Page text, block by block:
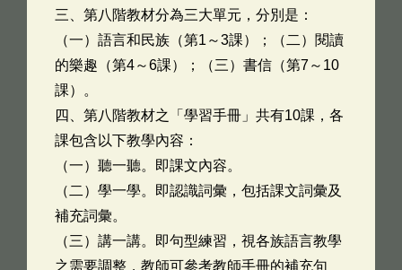
三、第八階教材分為三大單元，分別是：
（一）語言和民族（第1～3課）；（二）閱讀
的樂趣（第4～6課）；（三）書信（第7～10
課）。
四、第八階教材之「學習手冊」共有10課，各
課包含以下教學內容：
（一）聽一聽。即課文內容。
（二）學一學。即認識詞彙，包括課文詞彙及
補充詞彙。
（三）講一講。即句型練習，視各族語言教學
之需要調整，教師可參考教師手冊的補充句